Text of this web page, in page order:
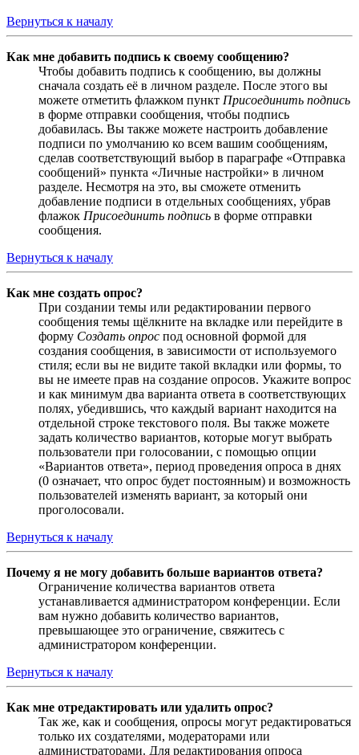
Вернуться к началу
Как мне добавить подпись к своему сообщению?
Чтобы добавить подпись к сообщению, вы должны
сначала создать её в личном разделе. После этого вы
можете отметить флажком пункт Присоединить подпись
в форме отправки сообщения, чтобы подпись
добавилась. Вы также можете настроить добавление
подписи по умолчанию ко всем вашим сообщениям,
сделав соответствующий выбор в параграфе «Отправка
сообщений» пункта «Личные настройки» в личном
разделе. Несмотря на это, вы сможете отменить
добавление подписи в отдельных сообщениях, убрав
флажок Присоединить подпись в форме отправки
сообщения.
Вернуться к началу
Как мне создать опрос?
При создании темы или редактировании первого
сообщения темы щёлкните на вкладке или перейдите в
форму Создать опрос под основной формой для
создания сообщения, в зависимости от используемого
стиля; если вы не видите такой вкладки или формы, то
вы не имеете прав на создание опросов. Укажите вопрос
и как минимум два варианта ответа в соответствующих
полях, убедившись, что каждый вариант находится на
отдельной строке текстового поля. Вы также можете
задать количество вариантов, которые могут выбрать
пользователи при голосовании, с помощью опции
«Вариантов ответа», период проведения опроса в днях
(0 означает, что опрос будет постоянным) и возможность
пользователей изменять вариант, за который они
проголосовали.
Вернуться к началу
Почему я не могу добавить больше вариантов ответа?
Ограничение количества вариантов ответа
устанавливается администратором конференции. Если
вам нужно добавить количество вариантов,
превышающее это ограничение, свяжитесь с
администратором конференции.
Вернуться к началу
Как мне отредактировать или удалить опрос?
Так же, как и сообщения, опросы могут редактироваться
только их создателями, модераторами или
администраторами. Для редактирования опроса